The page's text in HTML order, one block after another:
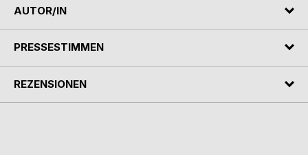
AUTOR/IN
PRESSESTIMMEN
REZENSIONEN